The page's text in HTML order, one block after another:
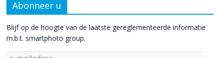
Abonneer u
Blijf op de hoogte van de laatste gereglementeerde informatie
m.b.t. smartphoto group.